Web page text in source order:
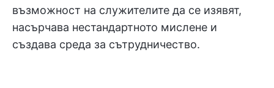
възможност на служителите да се изявят,
насърчава нестандартното мислене и
създава среда за сътрудничество.